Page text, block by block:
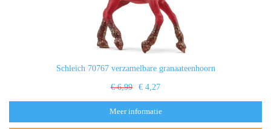
Schleich 70767 verzamelbare granaateenhoorn
€ 6,99 € 4,27
Meer informatie